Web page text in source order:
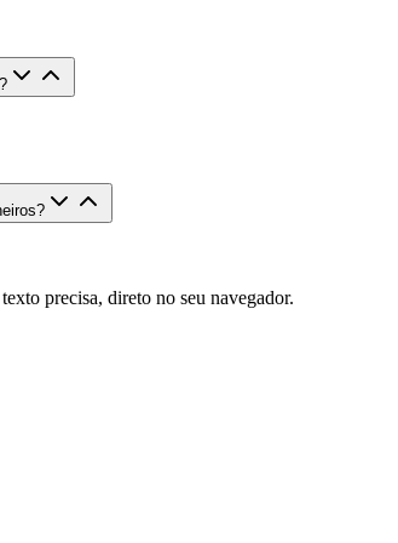
precisa, direto no seu navegador.